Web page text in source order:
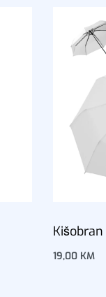
Kišobran
19,00 KM